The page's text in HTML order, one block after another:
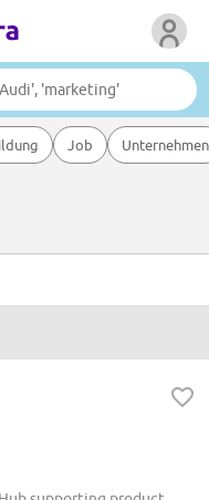
Job Unternehmen